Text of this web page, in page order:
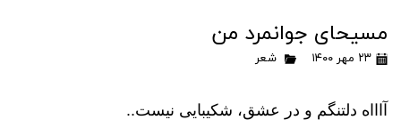
مسیحای جوانمرد من
۲۳ مهر ۱۴۰۰ شعر
آاااه دلتنگم و در عشق، شکیبایی نیست..